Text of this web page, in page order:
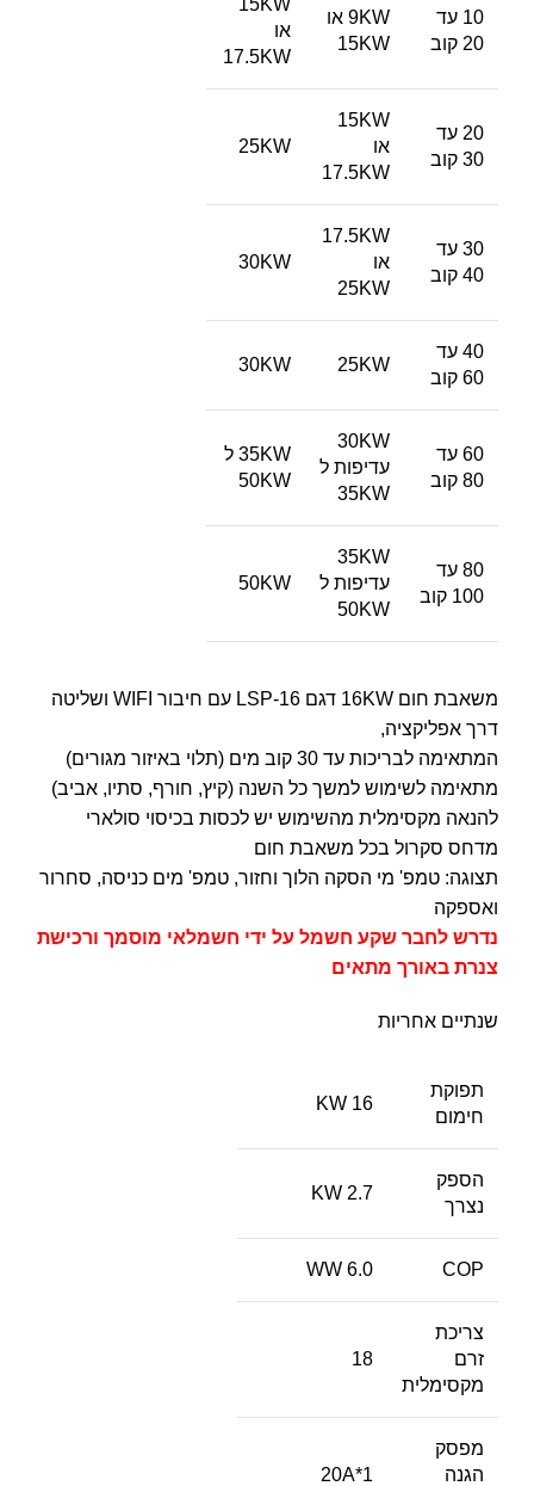
10 עד
20 קוב
9KW או
15KW
15KW
או
17.5KW
20 עד
30 קוב
15KW
או
17.5KW
25KW
30 עד
40 קוב
17.5KW
או
25KW
30KW
40 עד
60 קוב
25KW
30KW
60 עד
80 קוב
30KW
עדיפות ל
35KW
35KW ל
50KW
80 עד
100 קוב
35KW
עדיפות ל
50KW
50KW
משאבת חום 16KW דגם LSP-16 עם חיבור WIFI ושליטה
דרך אפליקציה,
המתאימה לבריכות עד 30 קוב מים (תלוי באיזור מגורים)
מתאימה לשימוש למשך כל השנה (קיץ, חורף, סתיו, אביב)
להנאה מקסימלית מהשימוש יש לכסות בכיסוי סולארי
מדחס סקרול בכל משאבת חום
תצוגה: טמפ' מי הסקה הלוך וחזור, טמפ' מים כניסה, סחרור
ואספקה
נדרש לחבר שקע חשמל על ידי חשמלאי מוסמך ורכישת
צנרת באורך מתאים
שנתיים אחריות
תפוקת
חימום
16 KW
הספק
נצרך
2.7 KW
COP
6.0 WW
צריכת
זרם
מקסימלית
18
מפסק
הגנה
20A*1